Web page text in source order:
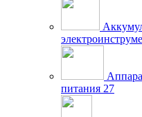
питания 27